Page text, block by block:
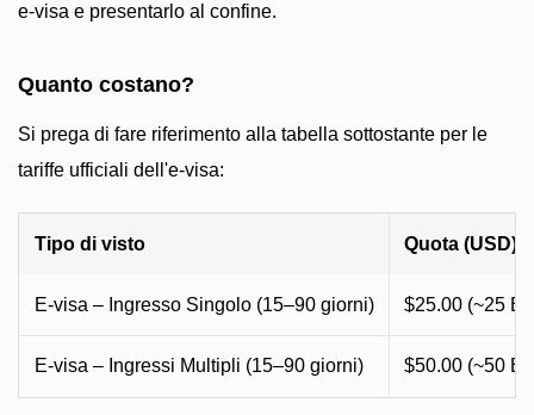
e-visa e presentarlo al confine.
Quanto costano?
Si prega di fare riferimento alla tabella sottostante per le
tariffe ufficiali dell'e-visa:
Tipo di visto Quota (USD)
E-visa – Ingresso Singolo (15–90 giorni) $25.00 (~25
E-visa – Ingressi Multipli (15–90 giorni) $50.00 (~50